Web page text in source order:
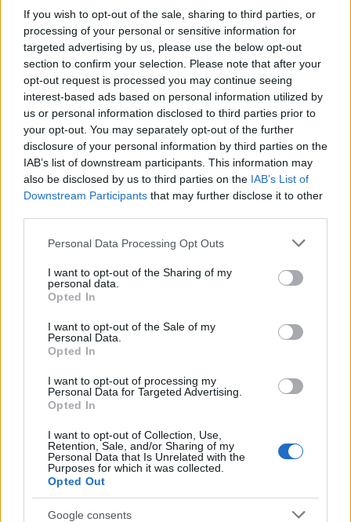
If you wish to opt-out of the sale, sharing to third parties, or
processing of your personal or sensitive information for
targeted advertising by us, please use the below opt-out
section to confirm your selection. Please note that after your
opt-out request is processed you may continue seeing
interest-based ads based on personal information utilized by
us or personal information disclosed to third parties prior to
your opt-out. You may separately opt-out of the further
disclosure of your personal information by third parties on the
IAB’s list of downstream participants. This information may
also be disclosed by us to third parties on the IAB’s List of
Downstream Participants that may further disclose it to other
Please note that this website/app uses one or more Google
not limited to your visit or usage behaviour. You may click to
grant or deny consent to Google and its third-party tags to
use your data for below specified purposes in below Google
consent section.
Personal Data Processing Opt Outs
I want to opt-out of the Sharing of my
personal data.
Opted In
I want to opt-out of the Sale of my
Personal Data.
Opted In
I want to opt-out of processing my
Personal Data for Targeted Advertising.
Opted In
I want to opt-out of Collection, Use,
Retention, Sale, and/or Sharing of my
Personal Data that Is Unrelated with the
Purposes for which it was collected.
Opted Out
Google consents
scoprite insieme come abbinarli al meglio!✨
AUTORE
Staff
Continua a leggere